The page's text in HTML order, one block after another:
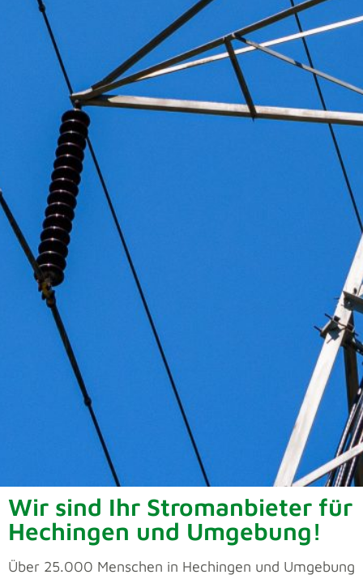
Wir sind Ihr Stromanbieter für
Hechingen und Umgebung!
Über 25.000 Menschen in Hechingen und Umgebung